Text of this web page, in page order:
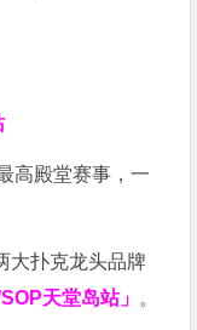
高殿堂赛事，一
大扑克龙头品牌
天堂岛站」 。